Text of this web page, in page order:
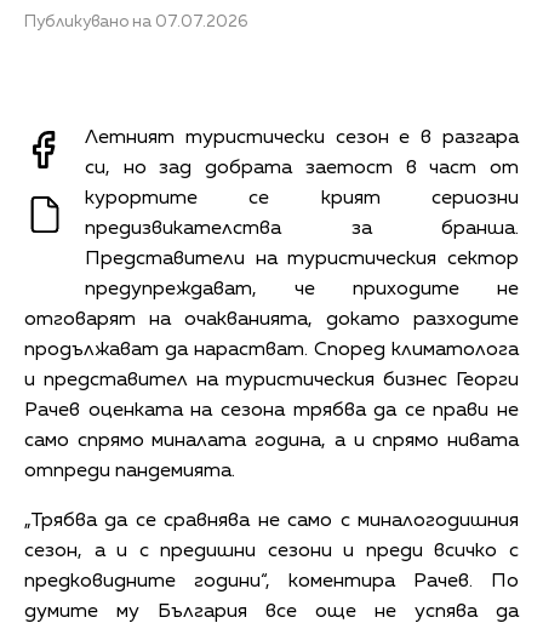
Публикувано на 07.07.2026
Летният туристически сезон е в разгара
си, но зад добрата заетост в част от
курортите се крият сериозни
предизвикателства за бранша.
Представители на туристическия сектор
предупреждават, че приходите не
отговарят на очакванията, докато разходите
продължават да нарастват. Според климатолога
и представител на туристическия бизнес Георги
Рачев оценката на сезона трябва да се прави не
само спрямо миналата година, а и спрямо нивата
отпреди пандемията.
„Трябва да се сравнява не само с миналогодишния
сезон, а и с предишни сезони и преди всичко с
предковидните години“, коментира Рачев. По
думите му България все още не успява да